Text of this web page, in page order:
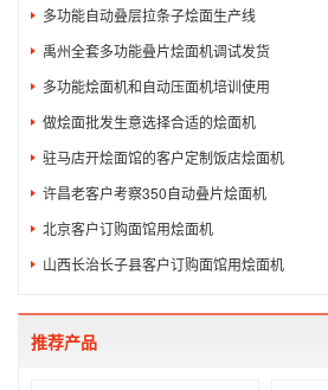
多功能自动叠层拉条子烩面生产线
禹州全套多功能叠片烩面机调试发货
多功能烩面机和自动压面机培训使用
做烩面批发生意选择合适的烩面机
驻马店开烩面馆的客户定制饭店烩面机
许昌老客户考察350自动叠片烩面机
北京客户订购面馆用烩面机
山西长治长子县客户订购面馆用烩面机
推荐产品